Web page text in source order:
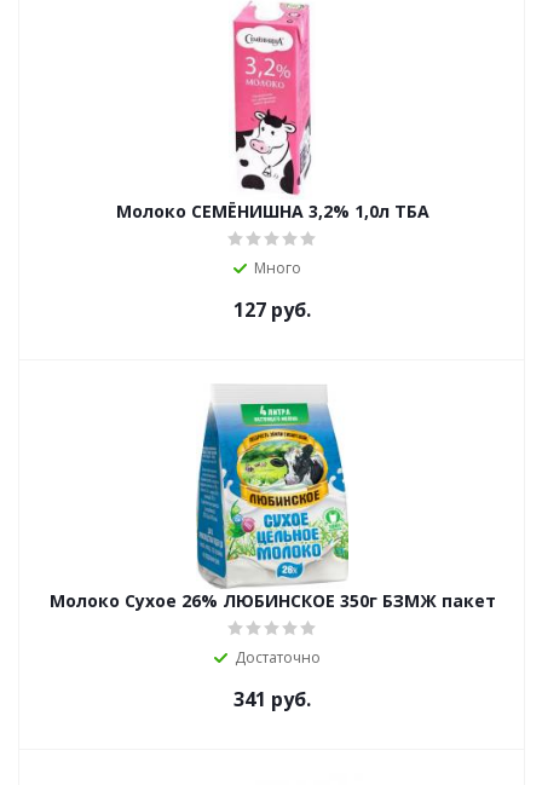
Молоко СЕМЁНИШНА 3,2% 1,0л ТБА
Много
127 руб.
Молоко Сухое 26% ЛЮБИНСКОЕ 350г БЗМЖ пакет
Достаточно
341 руб.